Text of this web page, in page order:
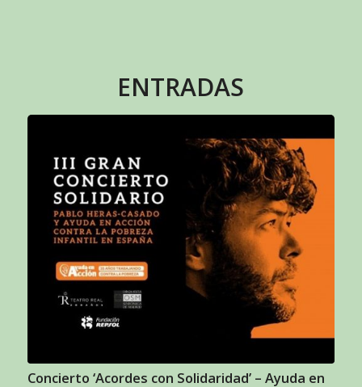
ENTRADAS
Concierto ‘Acordes con Solidaridad’ – Ayuda en